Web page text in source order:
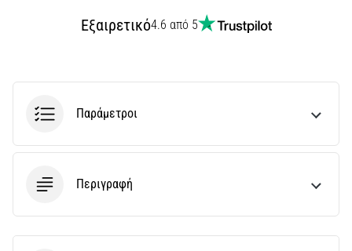
Εξαιρετικό4.6 από 5
Παράμετροι
Περιγραφή